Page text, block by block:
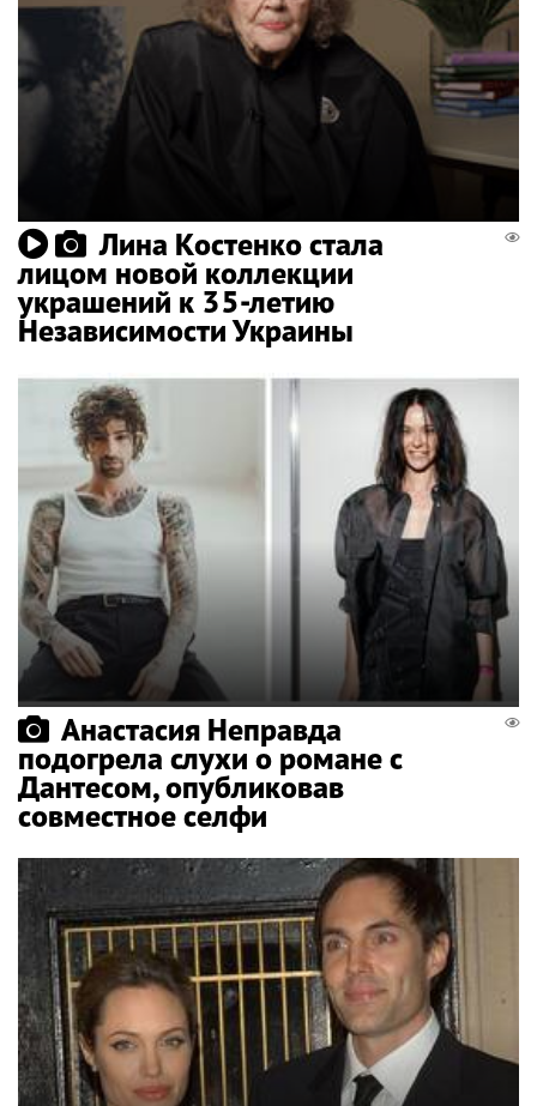
Лина Костенко стала
лицом новой коллекции
украшений к 35-летию
Независимости Украины
Анастасия Неправда
подогрела слухи о романе с
Дантесом, опубликовав
совместное селфи